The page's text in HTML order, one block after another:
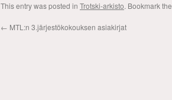
This entry was posted in Trotski-arkisto. Bookmark the
← MTL:n 3.järjestökokouksen asiakirjat